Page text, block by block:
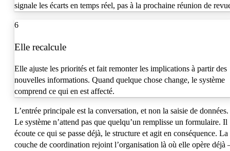
signale les écarts en temps réel, pas à la prochaine réunion de
6
Elle recalcule
Elle ajuste les priorités et fait remonter les implications à partir des
nouvelles informations. Quand quelque chose change, le système
comprend ce qui en est affecté.
L’entrée principale est la conversation, et non la saisie de données.
Le système n’attend pas que quelqu’un remplisse un formulaire. Il
écoute ce qui se passe déjà, le structure et agit en conséquence. La
couche de coordination rejoint l’organisation là où elle opère